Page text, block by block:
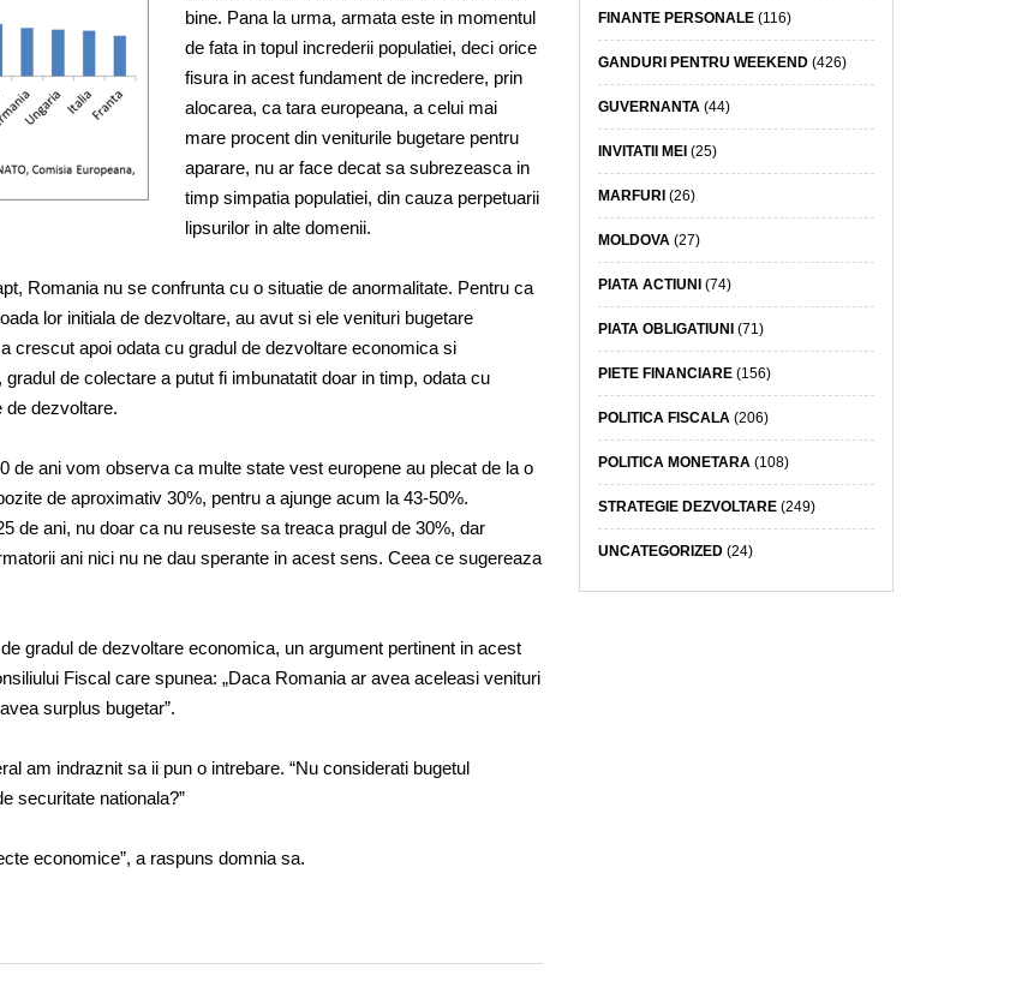
bine. Pana la urma, armata este in momentul
de fata in topul increderii populatiei, deci orice
fisura in acest fundament de incredere, prin
alocarea, ca tara europeana, a celui mai
mare procent din veniturile bugetare pentru
aparare, nu ar face decat sa subrezeasca in
timp simpatia populatiei, din cauza perpetuarii
lipsurilor in alte domenii.
Romania nu se confrunta cu o situatie de anormalitate. Pentru ca
lor initiala de dezvoltare, au avut si ele venituri bugetare
crescut apoi odata cu gradul de dezvoltare economica si
de colectare a putut fi imbunatatit doar in timp, odata cu
de dezvoltare.
de ani vom observa ca multe state vest europene au plecat de la o
de aproximativ 30%, pentru a ajunge acum la 43-50%.
de ani, nu doar ca nu reuseste sa treaca pragul de 30%, dar
ani nici nu ne dau sperante in acest sens. Ceea ce sugereaza
gradul de dezvoltare economica, un argument pertinent in acest
Fiscal care spunea: „Daca Romania ar avea aceleasi venituri
surplus bugetar”.
am indraznit sa ii pun o intrebare. “Nu considerati bugetul
securitate nationala?”
economice”, a raspuns domnia sa.
FINANTE PERSONALE(116)
GANDURI PENTRU WEEKEND(426)
GUVERNANTA (44)
INVITATII MEI(25)
MARFURI(26)
MOLDOVA (27)
PIATA ACTIUNI(74)
PIATA OBLIGATIUNI(71)
PIETE FINANCIARE(156)
POLITICA FISCALA (206)
POLITICA MONETARA (108)
STRATEGIE DEZVOLTARE(249)
UNCATEGORIZED(24)